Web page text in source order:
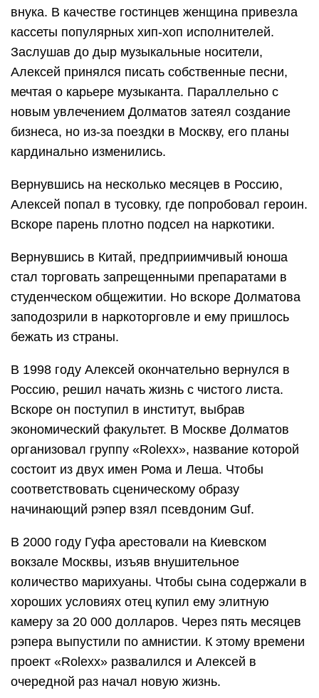
внука. В качестве гостинцев женщина привезла
кассеты популярных хип-хоп исполнителей.
Заслушав до дыр музыкальные носители,
Алексей принялся писать собственные песни,
мечтая о карьере музыканта. Параллельно с
новым увлечением Долматов затеял создание
бизнеса, но из-за поездки в Москву, его планы
кардинально изменились.
Вернувшись на несколько месяцев в Россию,
Алексей попал в тусовку, где попробовал героин.
Вскоре парень плотно подсел на наркотики.
Вернувшись в Китай, предприимчивый юноша
стал торговать запрещенными препаратами в
студенческом общежитии. Но вскоре Долматова
заподозрили в наркоторговле и ему пришлось
бежать из страны.
В 1998 году Алексей окончательно вернулся в
Россию, решил начать жизнь с чистого листа.
Вскоре он поступил в институт, выбрав
экономический факультет. В Москве Долматов
организовал группу «Rolexx», название которой
состоит из двух имен Рома и Леша. Чтобы
соответствовать сценическому образу
начинающий рэпер взял псевдоним Guf.
В 2000 году Гуфа арестовали на Киевском
вокзале Москвы, изъяв внушительное
количество марихуаны. Чтобы сына содержали в
хороших условиях отец купил ему элитную
камеру за 20 000 долларов. Через пять месяцев
рэпера выпустили по амнистии. К этому времени
проект «Rolexx» развалился и Алексей в
очередной раз начал новую жизнь.